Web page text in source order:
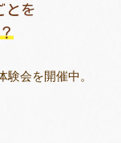
とを
験会を開催中。